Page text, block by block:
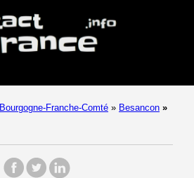
Bourgogne-Franche-Comté » Besancon »